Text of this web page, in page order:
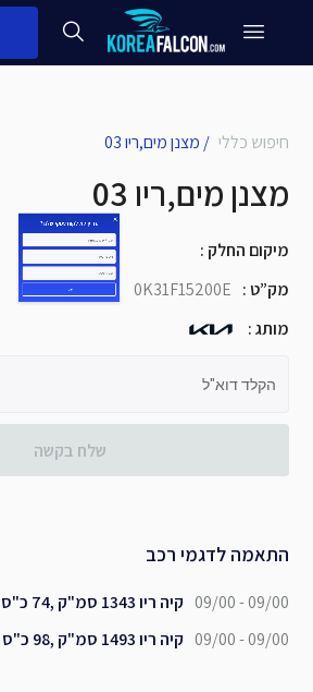
שם + שם משפחה
מספר נייד
מצנן מים,ריו 03 / חיפוש כללי
מצנן מים,ריו 03
: מיקום החלק
0K31F15200E :מק”ט
:מותג
הקלד דוא"ל
שלח בקשה
התאמה לדגמי רכב
קיה ריו 1343 סמ"ק ,74 כ"ס ,בנזין 09/00 - 09/00
קיה ריו 1493 סמ"ק ,98 כ"ס ,בנזין 09/00 - 09/00